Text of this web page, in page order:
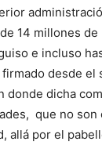
14 millones
e incluso
desde el
dicha
que no
allá por el